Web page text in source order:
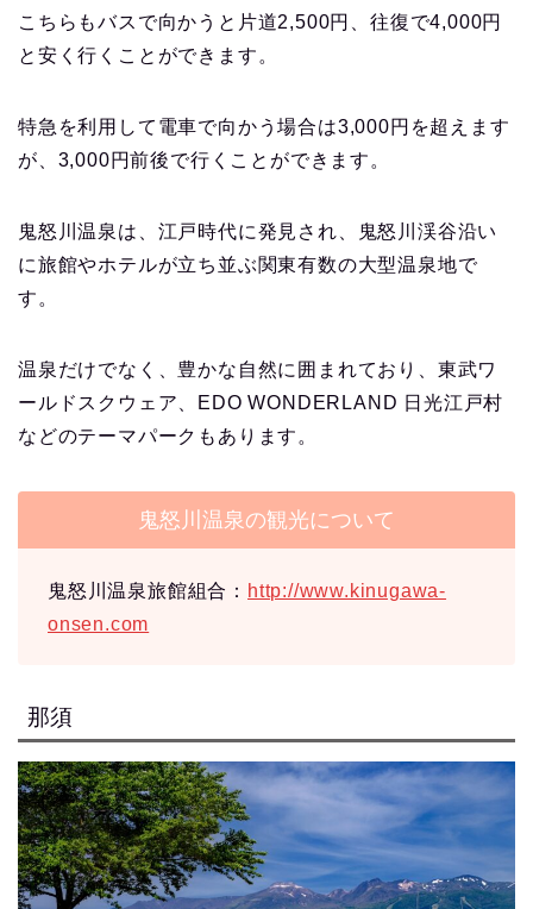
こちらもバスで向かうと片道2,500円、往復で4,000円
と安く行くことができます。
特急を利用して電車で向かう場合は3,000円を超えます
が、3,000円前後で行くことができます。
鬼怒川温泉は、江戸時代に発見され、鬼怒川渓谷沿い
に旅館やホテルが立ち並ぶ関東有数の大型温泉地で
す。
温泉だけでなく、豊かな自然に囲まれており、東武ワ
ールドスクウェア、EDO WONDERLAND 日光江戸村
などのテーマパークもあります。
鬼怒川温泉の観光について
鬼怒川温泉旅館組合： http://www.kinugawa-
onsen.com
那須